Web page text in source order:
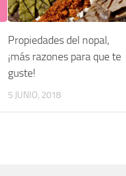
Propiedades del nopal,
¡más razones para que te
guste!
5 JUNIO, 2018